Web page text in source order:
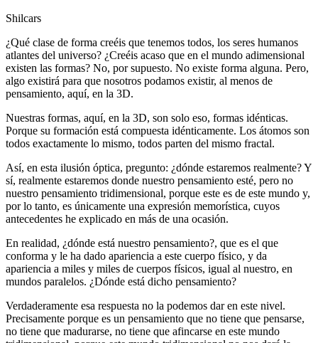
Shilcars
¿Qué clase de forma creéis que tenemos todos, los seres humanos
atlantes del universo? ¿Creéis acaso que en el mundo adimensional
existen las formas? No, por supuesto. No existe forma alguna. Pero,
algo existirá para que nosotros podamos existir, al menos de
pensamiento, aquí, en la 3D.
Nuestras formas, aquí, en la 3D, son solo eso, formas idénticas.
Porque su formación está compuesta idénticamente. Los átomos son
todos exactamente lo mismo, todos parten del mismo fractal.
Así, en esta ilusión óptica, pregunto: ¿dónde estaremos realmente? Y
sí, realmente estaremos donde nuestro pensamiento esté, pero no
nuestro pensamiento tridimensional, porque este es de este mundo y,
por lo tanto, es únicamente una expresión memorística, cuyos
antecedentes he explicado en más de una ocasión.
En realidad, ¿dónde está nuestro pensamiento?, que es el que
conforma y le ha dado apariencia a este cuerpo físico, y da
apariencia a miles y miles de cuerpos físicos, igual al nuestro, en
mundos paralelos. ¿Dónde está dicho pensamiento?
Verdaderamente esa respuesta no la podemos dar en este nivel.
Precisamente porque es un pensamiento que no tiene que pensarse,
no tiene que madurarse, no tiene que afincarse en este mundo